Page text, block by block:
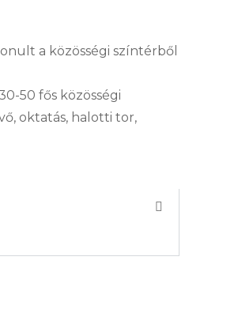
a közösségi színtérből
50 fős közösségi
oktatás, halotti tor,